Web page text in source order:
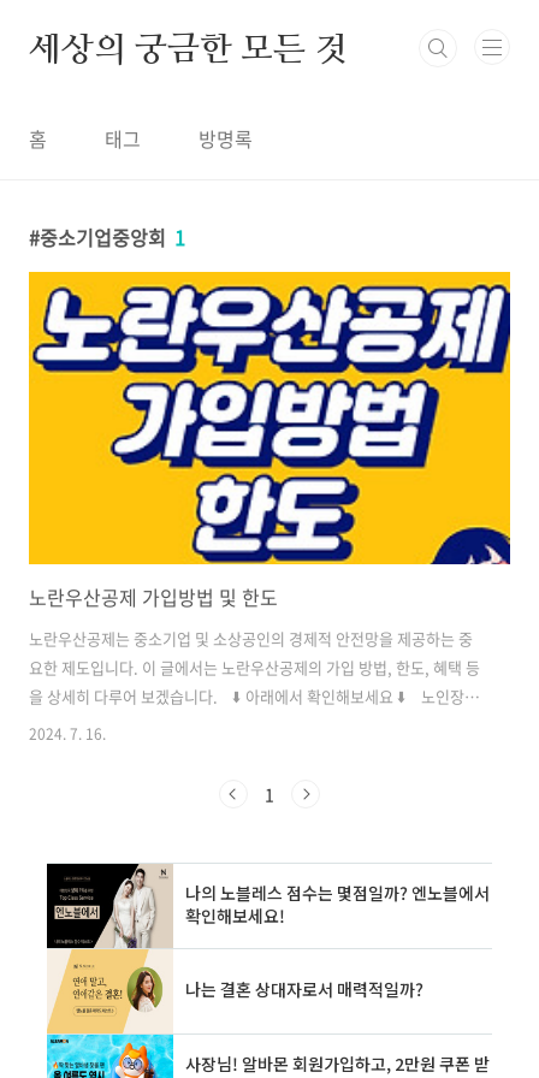
세상의 궁금한 모든 것
홈 태그 방명록
중소기업중앙회 1
노란우산공제 가입방법 및 한도
노란우산공제는 중소기업 및 소상공인의 경제적 안전망을 제공하는 중
요한 제도입니다. 이 글에서는 노란우산공제의 가입 방법, 한도, 혜택 등
을 상세히 다루어 보겠습니다. ⬇️ 아래에서 확인해보세요 ⬇️ 노인장기
요양보험 65세 미만 신청방법'65세 미만 노인장기요양보험등급 받는 방
신 분들께 도움이 되는 노인장기요양보험, 그 중에서도 65세 미만의 어
등 국내 휘발유 평균 가격이 한 달 사이에 50원 이상 급등하면서, 특화된
주유 카드에 대한 관심이 높아지고 있습니다. 최근knowledge..
2024. 7. 16.
1